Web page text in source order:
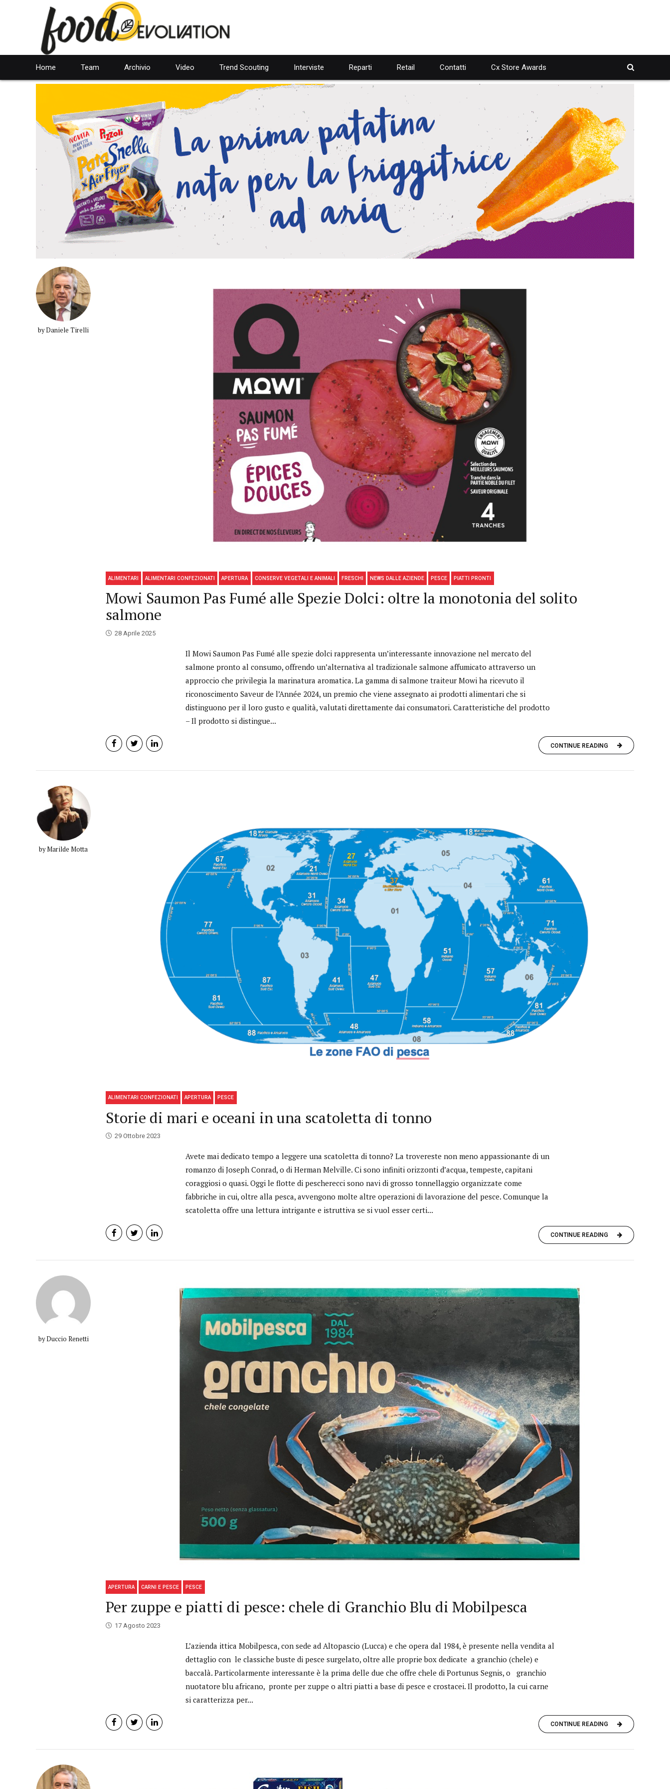
Home Team Archivio Video Trend Scouting Interviste Reparti Retail Contatti Cx Store Awards
by Daniele Tirelli
ALIMENTARI ALIMENTARI CONFEZIONATI APERTURA CONSERVE VEGETALI E ANIMALI FRESCHI NEWS DALLE AZIENDE PESCE PIATTI PRONTI
Mowi Saumon Pas Fumé alle Spezie Dolci: oltre la monotonia del solito
salmone
28 Aprile 2025
Il Mowi Saumon Pas Fumé alle spezie dolci rappresenta un’interessante innovazione nel mercato del
salmone pronto al consumo, offrendo un’alternativa al tradizionale salmone affumicato attraverso un
approccio che privilegia la marinatura aromatica. La gamma di salmone traiteur Mowi ha ricevuto il
riconoscimento Saveur de l’Année 2024, un premio che viene assegnato ai prodotti alimentari che si
distinguono per il loro gusto e qualità, valutati direttamente dai consumatori. Caratteristiche del prodotto
– Il prodotto si distingue...
CONTINUE READING
by Marilde Motta
ALIMENTARI CONFEZIONATI APERTURA PESCE
Storie di mari e oceani in una scatoletta di tonno
29 Ottobre 2023
Avete mai dedicato tempo a leggere una scatoletta di tonno? La trovereste non meno appassionante di un
romanzo di Joseph Conrad, o di Herman Melville. Ci sono infiniti orizzonti d’acqua, tempeste, capitani
coraggiosi o quasi. Oggi le flotte di pescherecci sono navi di grosso tonnellaggio organizzate come
fabbriche in cui, oltre alla pesca, avvengono molte altre operazioni di lavorazione del pesce. Comunque la
scatoletta offre una lettura intrigante e istruttiva se si vuol esser certi...
CONTINUE READING
by Duccio Renetti
APERTURA CARNI E PESCE PESCE
Per zuppe e piatti di pesce: chele di Granchio Blu di Mobilpesca
17 Agosto 2023
L’azienda ittica Mobilpesca, con sede ad Altopascio (Lucca) e che opera dal 1984, è presente nella vendita al
dettaglio con le classiche buste di pesce surgelato, oltre alle proprie box dedicate a granchio (chele) e
baccalà. Particolarmente interessante è la prima delle due che offre chele di Portunus Segnis, o granchio
nuotatore blu africano, pronte per zuppe o altri piatti a base di pesce e crostacei. Il prodotto, la cui carne
si caratterizza per...
CONTINUE READING